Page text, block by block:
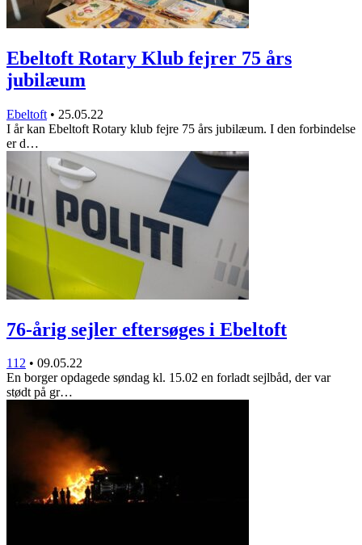
Ebeltoft Rotary Klub fejrer 75 års
jubilæum
Ebeltoft • 25.05.22
I år kan Ebeltoft Rotary klub fejre 75 års jubilæum. I den forbindelse
er d…
76-årig sejler eftersøges i Ebeltoft
112 • 09.05.22
En borger opdagede søndag kl. 15.02 en forladt sejlbåd, der var
stødt på gr…